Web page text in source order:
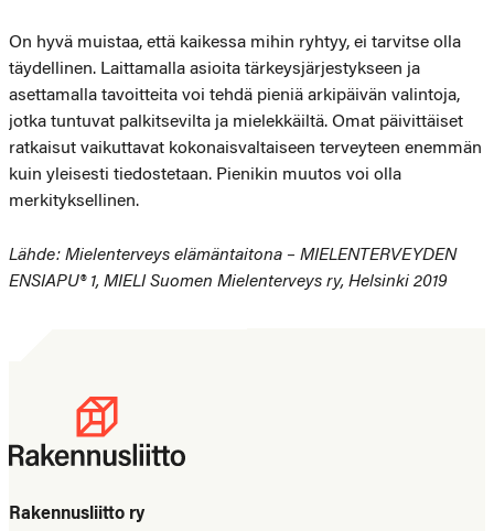
On hyvä muistaa, että kaikessa mihin ryhtyy, ei tarvitse olla
täydellinen. Laittamalla asioita tärkeysjärjestykseen ja
asettamalla tavoitteita voi tehdä pieniä arkipäivän valintoja,
jotka tuntuvat palkitsevilta ja mielekkäiltä. Omat päivittäiset
ratkaisut vaikuttavat kokonaisvaltaiseen terveyteen enemmän
kuin yleisesti tiedostetaan. Pienikin muutos voi olla
merkityksellinen.
Lähde: Mielenterveys elämäntaitona – MIELENTERVEYDEN
ENSIAPU® 1, MIELI Suomen Mielenterveys ry, Helsinki 2019
Rakennusliitto ry